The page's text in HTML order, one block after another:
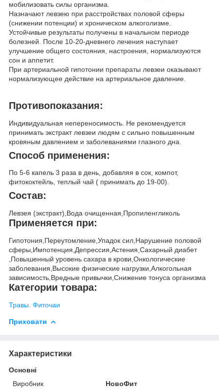
мобилизовать силы организма.
Назначают левзею при расстройствах половой сферы
(снижении потенции) и хроническом алкоголизме.
Устойчивые результаты получены в начальном периоде
болезней. После 10-20-дневнего лечения наступает
улучшение общего состояния, настроения, нормализуются
сон и аппетит.
При артериальной гипотонии препараты левзеи оказывают
нормализующее действие на артериальное давление.
Противопоказания:
Индивидуальная непереносимость. Не рекомендуется
принимать экстракт левзеи людям с сильно повышенным
кровяным давлением и заболеваниями глазного дна.
Способ применения:
По 5-6 капель 3 раза в день, добавляя в сок, компот,
фитококтейль, теплый чай ( принимать до 19-00).
Состав:
Левзея (экстракт),Вода очищенная,Пропиленгликоль
Применяется при:
Гипотония,Переутомление,Упадок сил,Нарушение половой
сферы,Импотенция,Депрессия,Астения,Сахарный диабет
,Повышенный уровень сахара в крови,Онкологические
заболевания,Высокие физические нагрузки,Алкогольная
зависимость,Вредные привычки,Снижение тонуса организма
Категории товара:
Травы. Фиточаи
Приховати
Характеристики
Основні
Виробник
НовоФит